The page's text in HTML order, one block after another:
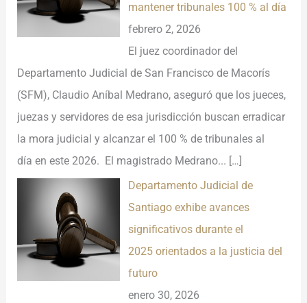
mantener tribunales 100 % al día
febrero 2, 2026
El juez coordinador del
Departamento Judicial de San Francisco de Macorís
(SFM), Claudio Aníbal Medrano, aseguró que los jueces,
juezas y servidores de esa jurisdicción buscan erradicar
la mora judicial y alcanzar el 100 % de tribunales al
día en este 2026. El magistrado Medrano... […]
Departamento Judicial de
Santiago exhibe avances
significativos durante el
2025 orientados a la justicia del
futuro
enero 30, 2026